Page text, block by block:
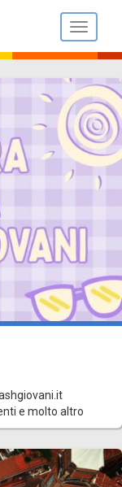
Toggle
e molto altro